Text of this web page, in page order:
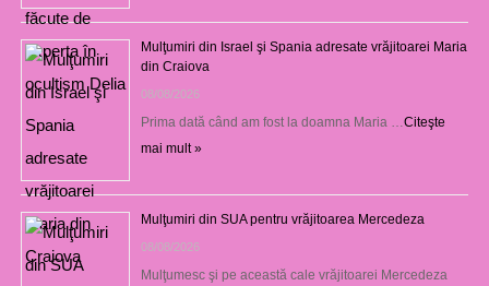
Mulţumiri din Israel şi Spania adresate vrăjitoarei Maria
din Craiova
08/08/2026
Prima dată când am fost la doamna Maria …Citeşte
mai mult »
Mulţumiri din SUA pentru vrăjitoarea Mercedeza
08/08/2026
Mulţumesc şi pe această cale vrăjitoarei Mercedeza